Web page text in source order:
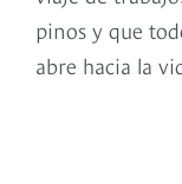
pinos y que
abre hacia la